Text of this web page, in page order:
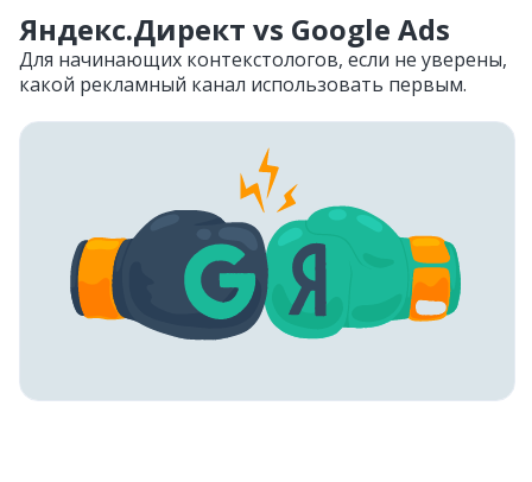
Яндекс.Директ vs Google Ads
Для начинающих контекстологов, если не уверены,
какой рекламный канал использовать первым.